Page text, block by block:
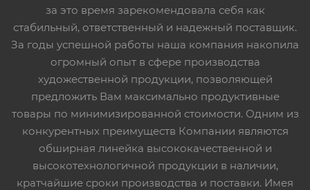
за это время зарекомендовала себя как
стабильный, ответственный и надежный поставщик.
За годы успешной работы наша компания накопила
огромный опыт в сфере производства
художественной продукции, позволяющей
предложить Вам максимально продуктивные
товары по минимизированной стоимости. Одним из
конкурентных преимуществ Компании являются
обширная линейка высококачественной и
высокотехнологичной продукции в наличии,
кратчайшие сроки производства и поставки. Имея